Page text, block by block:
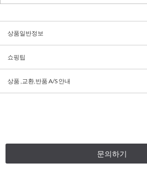
상품일반정보
쇼핑팁
상품 ,교환,반품 A/S 안내
문의하기